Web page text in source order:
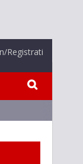
Registrati